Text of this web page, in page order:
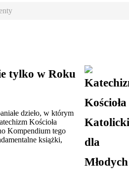
tylko w Roku
dzieło, w którym
Kościoła
Kompendium tego
książki,